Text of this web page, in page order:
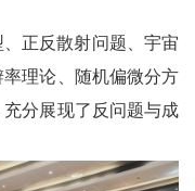
正反散射问题、宇宙
理论、随机偏微分方
分展现了反问题与成